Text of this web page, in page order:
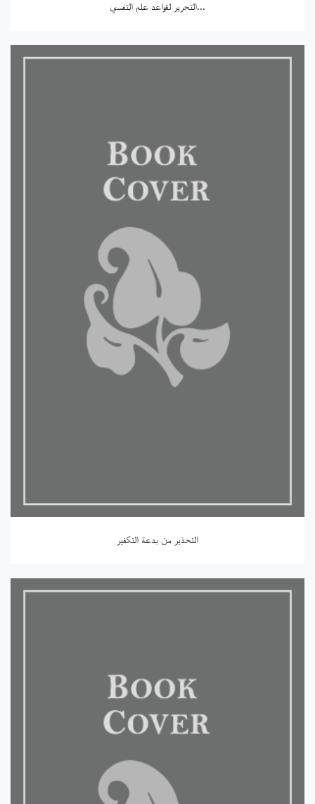
التحرير لقواعد علم التفسي...
التحذير من بدعة التكفير